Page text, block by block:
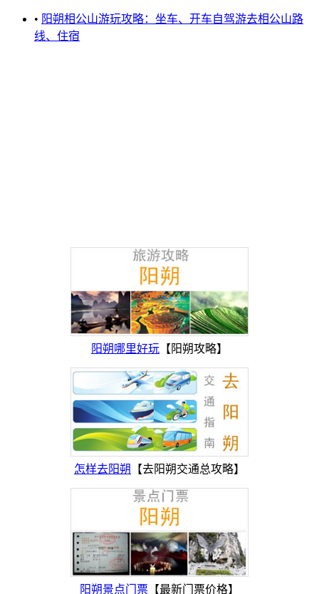
• 阳朔相公山游玩攻略：坐车、开车自驾游去相公山路
线、住宿
阳朔哪里好玩 【阳朔攻略】
怎样去阳朔 【去阳朔交通总攻略】
阳朔景点门票 【最新门票价格】